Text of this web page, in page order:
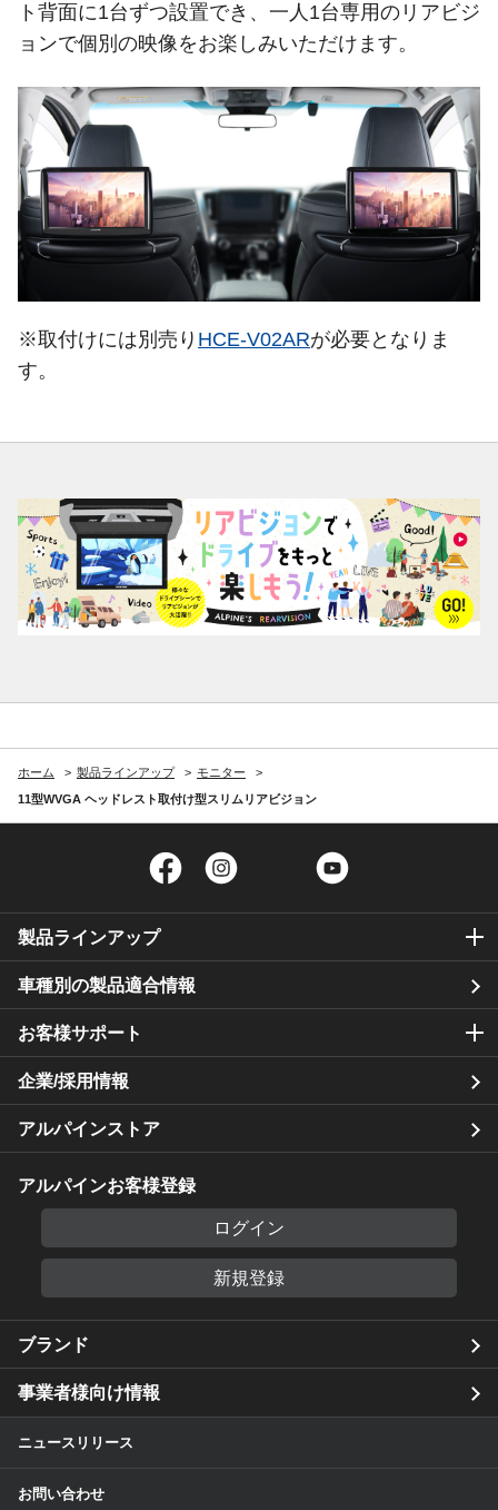
ト背面に1台ずつ設置でき、一人1台専用のリアビジ
ョンで個別の映像をお楽しみいただけます。
※取付けには別売り HCE-V02ARが必要となりま
す。
ホーム 製品ラインアップ
モニター
11型WVGA ヘッドレスト取付け型スリムリアビジョン
Facebook Twitter
製品ラインアップ
車種別の製品適合情報
お客様サポート
企業/採用情報
アルパインストア
アルパインお客様登録
ログイン
新規登録
ブランド
事業者様向け情報
ニュースリリース
お問い合わせ